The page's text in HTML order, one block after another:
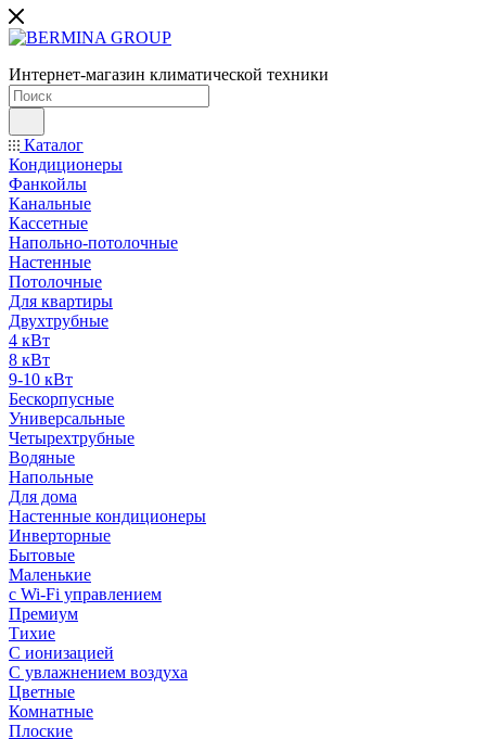
Интернет-магазин климатической техники
Каталог
Кондиционеры
Фанкойлы
Канальные
Кассетные
Напольно-потолочные
Настенные
Потолочные
Для квартиры
Двухтрубные
4 кВт
8 кВт
9-10 кВт
Бескорпусные
Универсальные
Четырехтрубные
Водяные
Напольные
Для дома
Настенные кондиционеры
Инверторные
Бытовые
Маленькие
с Wi-Fi управлением
Премиум
Тихие
С ионизацией
С увлажнением воздуха
Цветные
Комнатные
Плоские